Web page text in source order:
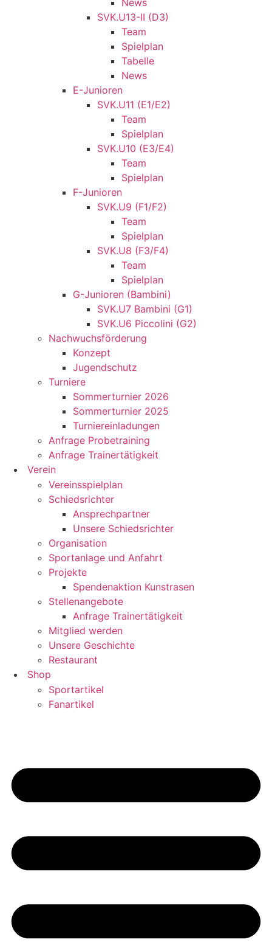
News
SVK.U13-II (D3)
Team
Spielplan
Tabelle
News
E-Junioren
SVK.U11 (E1/E2)
Team
Spielplan
SVK.U10 (E3/E4)
Team
Spielplan
F-Junioren
SVK.U9 (F1/F2)
Team
Spielplan
SVK.U8 (F3/F4)
Team
Spielplan
G-Junioren (Bambini)
SVK.U7 Bambini (G1)
SVK.U6 Piccolini (G2)
Nachwuchsförderung
Konzept
Jugendschutz
Turniere
Sommerturnier 2026
Sommerturnier 2025
Turniereinladungen
Anfrage Probetraining
Anfrage Trainertätigkeit
Verein
Vereinsspielplan
Schiedsrichter
Ansprechpartner
Unsere Schiedsrichter
Organisation
Sportanlage und Anfahrt
Projekte
Spendenaktion Kunstrasen
Stellenangebote
Anfrage Trainertätigkeit
Mitglied werden
Unsere Geschichte
Restaurant
Shop
Sportartikel
Fanartikel